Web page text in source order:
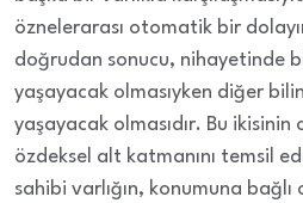
öznelerarası otomatik bir
doğrudan sonucu, nihayetinde
yaşayacak olmasıyken diğer
yaşayacak olmasıdır. Bu ikisinin
özdeksel alt katmanını temsil
sahibi varlığın, konumuna